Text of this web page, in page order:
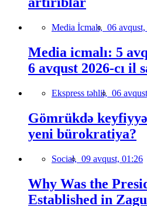
Media İcmalı, 06
Media icmalı: 5
6 avqust 2026-cı il
Ekspress təhlil, 06
Gömrükdə
yeni bürokratiya?
Social, 09 avqust, 01:26
Why Was the
Established in